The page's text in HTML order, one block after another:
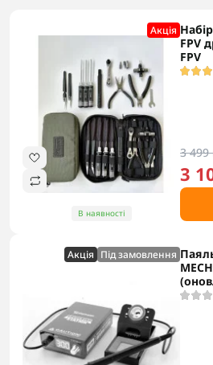
Акцiя
В наявності
FPV
FPV
3 499
3
Акцiя Під замовлення